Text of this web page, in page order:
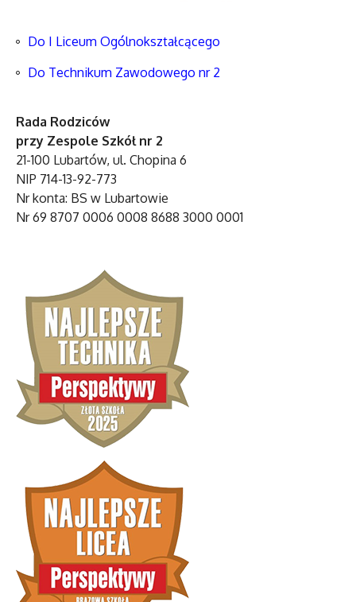
Do I Liceum Ogólnokształcącego
Do Technikum Zawodowego nr 2
Rada Rodziców
przy Zespole Szkół nr 2
21-100 Lubartów, ul. Chopina 6
NIP 714-13-92-773
Nr konta: BS w Lubartowie
Nr 69 8707 0006 0008 8688 3000 0001